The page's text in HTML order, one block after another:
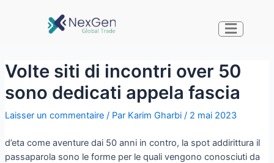
Volte siti di incontri over 50
sono dedicati appela fascia
Laisser un commentaire / Par Karim Gharbi / 2 mai 2023
d’eta come aventure dai 50 anni in contro, la spot addirittura il
passaparola sono le forme per le quali vengono conosciuti da